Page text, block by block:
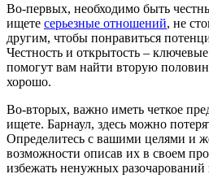
Во-первых, необходимо быть
ищете серьезные отношений, не
другим, чтобы понравиться
Честность и открытость –
помогут вам найти вторую
хорошо.
Во-вторых, важно иметь четкое
ищете. Барнаул, здесь можно
Определитесь с вашими целями и
возможности описав их в своем
избежать ненужных